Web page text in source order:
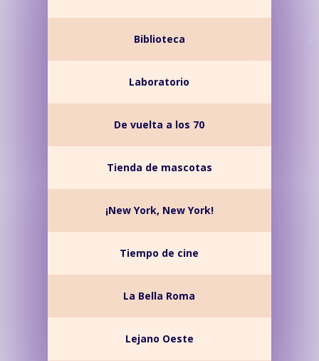
Biblioteca
Laboratorio
De vuelta a los 70
Tienda de mascotas
¡New York, New York!
Tiempo de cine
La Bella Roma
Lejano Oeste